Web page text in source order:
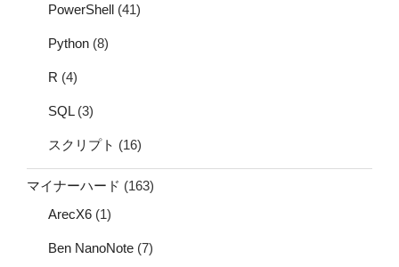
PowerShell (41)
Python (8)
R (4)
SQL(3)
スクリプト (16)
マイナーハード (163)
ArecX6 (1)
Ben NanoNote (7)